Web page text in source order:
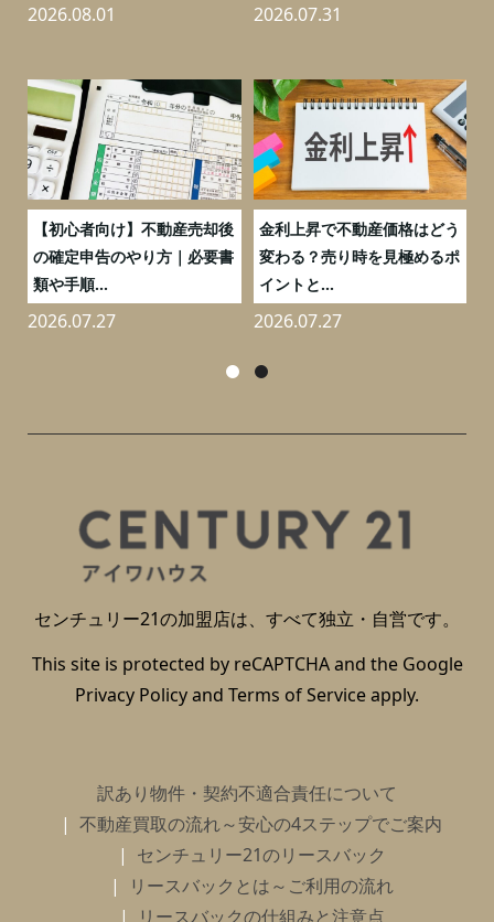
2026.08.01 2026.07.31
【初心者向け】不動産売却後
の確定申告のやり方｜必要書
類や手順...
2026.07.27
金利上昇で不動産価格はどう
変わる？売り時を見極めるポ
イントと...
2026.07.27
センチュリー21の加盟店は、すべて独立・自営です。
This site is protected by reCAPTCHA and the Google
Privacy Policyand Terms of Serviceapply.
訳あり物件・契約不適合責任について
不動産買取の流れ～安心の4ステップでご案内
センチュリー21のリースバック
リースバックとは～ご利用の流れ
リースバックの仕組みと注意点